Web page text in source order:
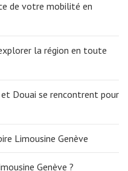
de votre mobilité en
la région en toute
et Douai se rencontrent pour
Limousine Genève
Genève ?